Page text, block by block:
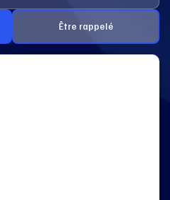
Être rappelé